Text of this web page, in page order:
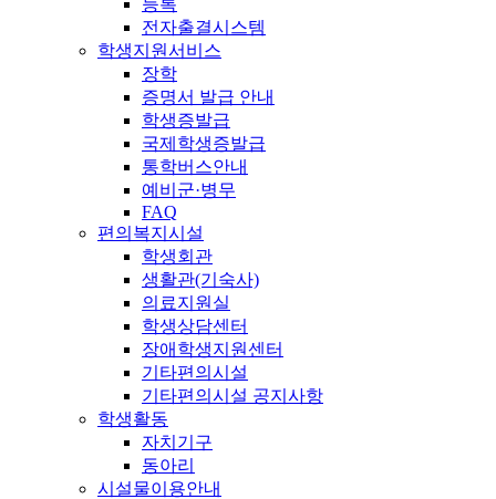
전자출결시스템
학생지원서비스
장학
증명서 발급 안내
학생증발급
국제학생증발급
통학버스안내
예비군·병무
FAQ
편의복지시설
학생회관
생활관(기숙사)
의료지원실
학생상담센터
장애학생지원센터
기타편의시설
기타편의시설 공지사항
학생활동
자치기구
동아리
시설물이용안내